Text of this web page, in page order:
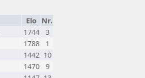
Elo Nr.
1744 3
1788
1
1442 10
1470 9